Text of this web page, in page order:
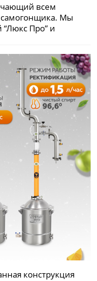
всем
самогонщика. Мы
Про” и
конструкция